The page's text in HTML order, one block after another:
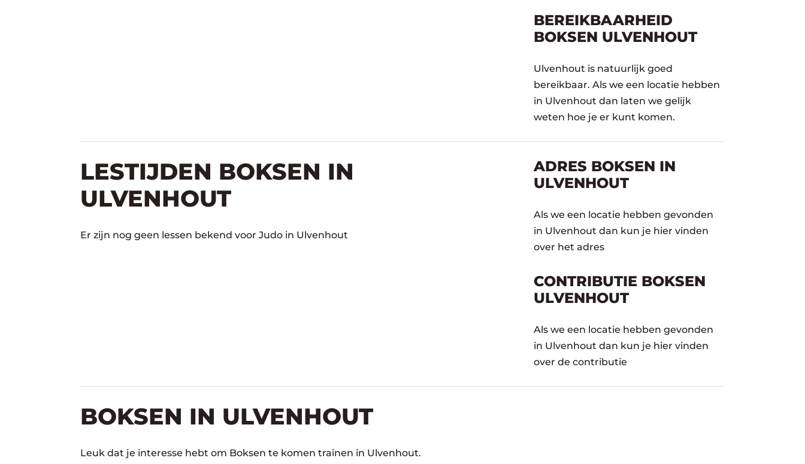
BEREIKBAARHEID
BOKSEN ULVENHOUT
Ulvenhout is natuurlijk goed
bereikbaar. Als we een locatie hebben
in Ulvenhout dan laten we gelijk
weten hoe je er kunt komen.
LESTIJDEN BOKSEN IN
ULVENHOUT
Er zijn nog geen lessen bekend voor Judo in Ulvenhout
ADRES BOKSEN IN
ULVENHOUT
Als we een locatie hebben gevonden
in Ulvenhout dan kun je hier vinden
over het adres
CONTRIBUTIE BOKSEN
ULVENHOUT
Als we een locatie hebben gevonden
in Ulvenhout dan kun je hier vinden
over de contributie
BOKSEN IN ULVENHOUT
Leuk dat je interesse hebt om Boksen te komen trainen in Ulvenhout.